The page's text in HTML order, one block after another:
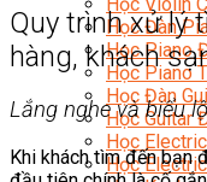
Học Đàn
Học Piano
Học Piano
Học Đàn
Học Guitar
Học
Học
Quy trình xử lý
hàng, khách
Lắng nghe và biểu
Khi khách tìm đến bạn